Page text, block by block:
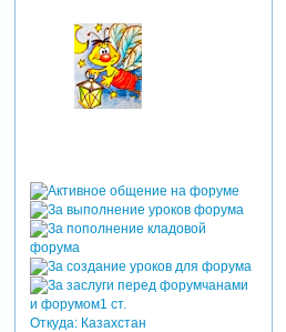
Откуда:Казахстан